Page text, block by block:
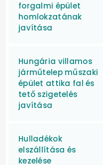
forgalmi épület
homlokzatának
javítása
Hungária villamos
járműtelep műszaki
épület attika fal és
tető szigetelés
javítása
Hulladékok
elszállítása és
kezelése